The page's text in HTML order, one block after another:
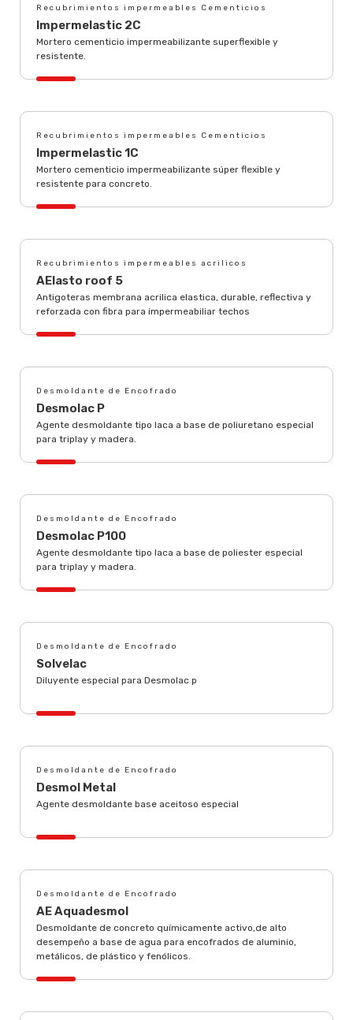
Recubrimientos impermeables Cementicios
Impermelastic 2C
Mortero cementicio impermeabilizante superflexible y
resistente.
Recubrimientos impermeables Cementicios
Impermelastic 1C
Mortero cementicio impermeabilizante súper flexible y
resistente para concreto.
Recubrimientos impermeables acrilicos
AElasto roof 5
Antigoteras membrana acrilica elastica, durable, reflectiva y
reforzada con fibra para impermeabiliar techos
Desmoldante de Encofrado
Desmolac P
Agente desmoldante tipo laca a base de poliuretano especial
para triplay y madera.
Desmoldante de Encofrado
Desmolac P100
Agente desmoldante tipo laca a base de poliester especial
para triplay y madera.
Desmoldante de Encofrado
Solvelac
Diluyente especial para Desmolac p
Desmoldante de Encofrado
Desmol Metal
Agente desmoldante base aceitoso especial
Desmoldante de Encofrado
AE Aquadesmol
Desmoldante de concreto químicamente activo,de alto
desempeño a base de agua para encofrados de aluminio,
metálicos, de plástico y fenólicos.